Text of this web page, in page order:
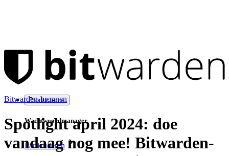
Producten
Wachtwoordmanager
Particulieren
Bitwarden-bronnen
Spotlight april 2024: doe
vandaag nog mee! Bitwarden-